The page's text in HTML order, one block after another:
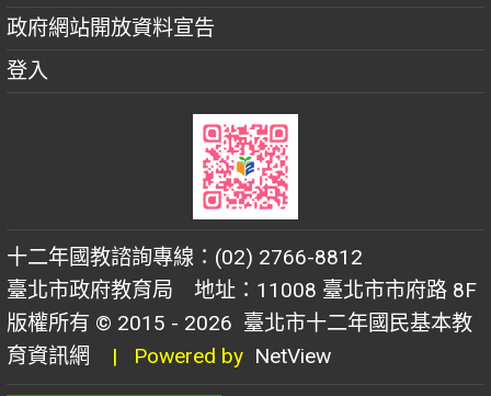
政府網站開放資料宣告
登入
十二年國教諮詢專線：(02) 2766-8812
臺北市政府教育局 地址：11008 臺北市市府路 8F
版權所有 © 2015 - 2026 臺北市十二年國民基本教
育資訊網
| Powered by NetView